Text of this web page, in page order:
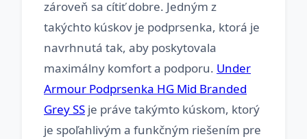
zároveň sa cítiť dobre. Jedným z
takýchto kúskov je podprsenka, ktorá je
navrhnutá tak, aby poskytovala
maximálny komfort a podporu. Under
Armour Podprsenka HG Mid Branded
Grey SS je práve takýmto kúskom, ktorý
je spoľahlivým a funkčným riešením pre